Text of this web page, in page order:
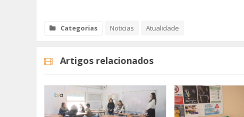
Categorias Noticias Atualidade
Artigos relacionados